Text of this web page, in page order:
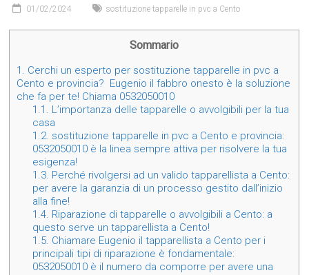
01/02/2024 sostituzione tapparelle in pvc a Cento
Sommario
1. Cerchi un esperto per sostituzione tapparelle in pvc a
Cento e provincia? Eugenio il fabbro onesto è la soluzione
che fa per te! Chiama 0532050010
1.1. L’importanza delle tapparelle o avvolgibili per la tua
casa
1.2. sostituzione tapparelle in pvc a Cento e provincia:
0532050010 è la linea sempre attiva per risolvere la tua
esigenza!
1.3. Perché rivolgersi ad un valido tapparellista a Cento:
per avere la garanzia di un processo gestito dall’inizio
alla fine!
1.4. Riparazione di tapparelle o avvolgibili a Cento: a
questo serve un tapparellista a Cento!
1.5. Chiamare Eugenio il tapparellista a Cento per i
principali tipi di riparazione è fondamentale:
0532050010 è il numero da comporre per avere una